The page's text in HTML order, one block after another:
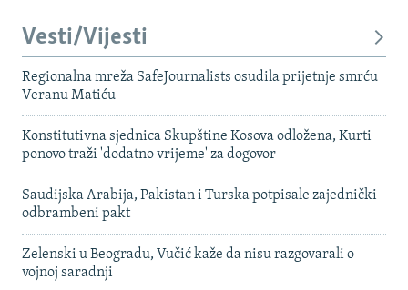
Vesti/Vijesti
Regionalna mreža SafeJournalists osudila prijetnje smrću
Veranu Matiću
Konstitutivna sjednica Skupštine Kosova odložena, Kurti
ponovo traži 'dodatno vrijeme' za dogovor
Saudijska Arabija, Pakistan i Turska potpisale zajednički
odbrambeni pakt
Zelenski u Beogradu, Vučić kaže da nisu razgovarali o
vojnoj saradnji